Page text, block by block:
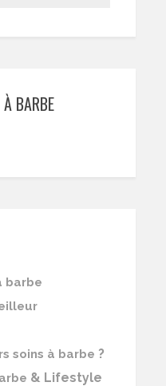
BARBE
barbe
soins à barbe ?
& Lifestyle